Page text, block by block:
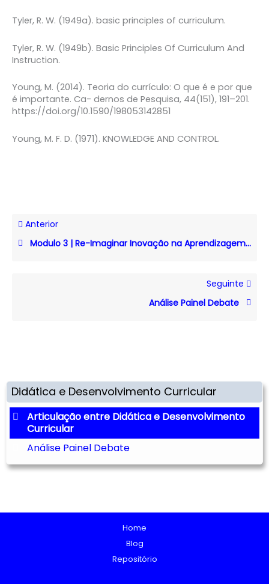
Didática e Desenvolvimento Curricular
Articulação entre Didática e Desenvolvimento
Curricular
Análise Painel Debate
Tyler, R. W. (1949a). basic principles of curriculum.
Tyler, R. W. (1949b). Basic Principles Of Curriculum And
Instruction.
Young, M. (2014). Teoria do currículo: O que é e por que
é importante. Ca- dernos de Pesquisa, 44(151), 191–201.
https://doi.org/10.1590/198053142851
Young, M. F. D. (1971). KNOWLEDGE AND CONTROL.
Anterior
Modulo 3 | Re-Imaginar Inovação na Aprendizagem Com IA
Seguinte
Análise Painel Debate
Home
Blog
Repositório